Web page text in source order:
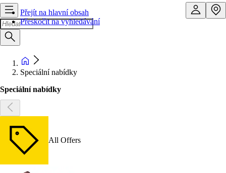
Přejít na hlavní obsah
Přeskočit na vyhledávání
Speciální nabídky
Speciální nabídky
All Offers